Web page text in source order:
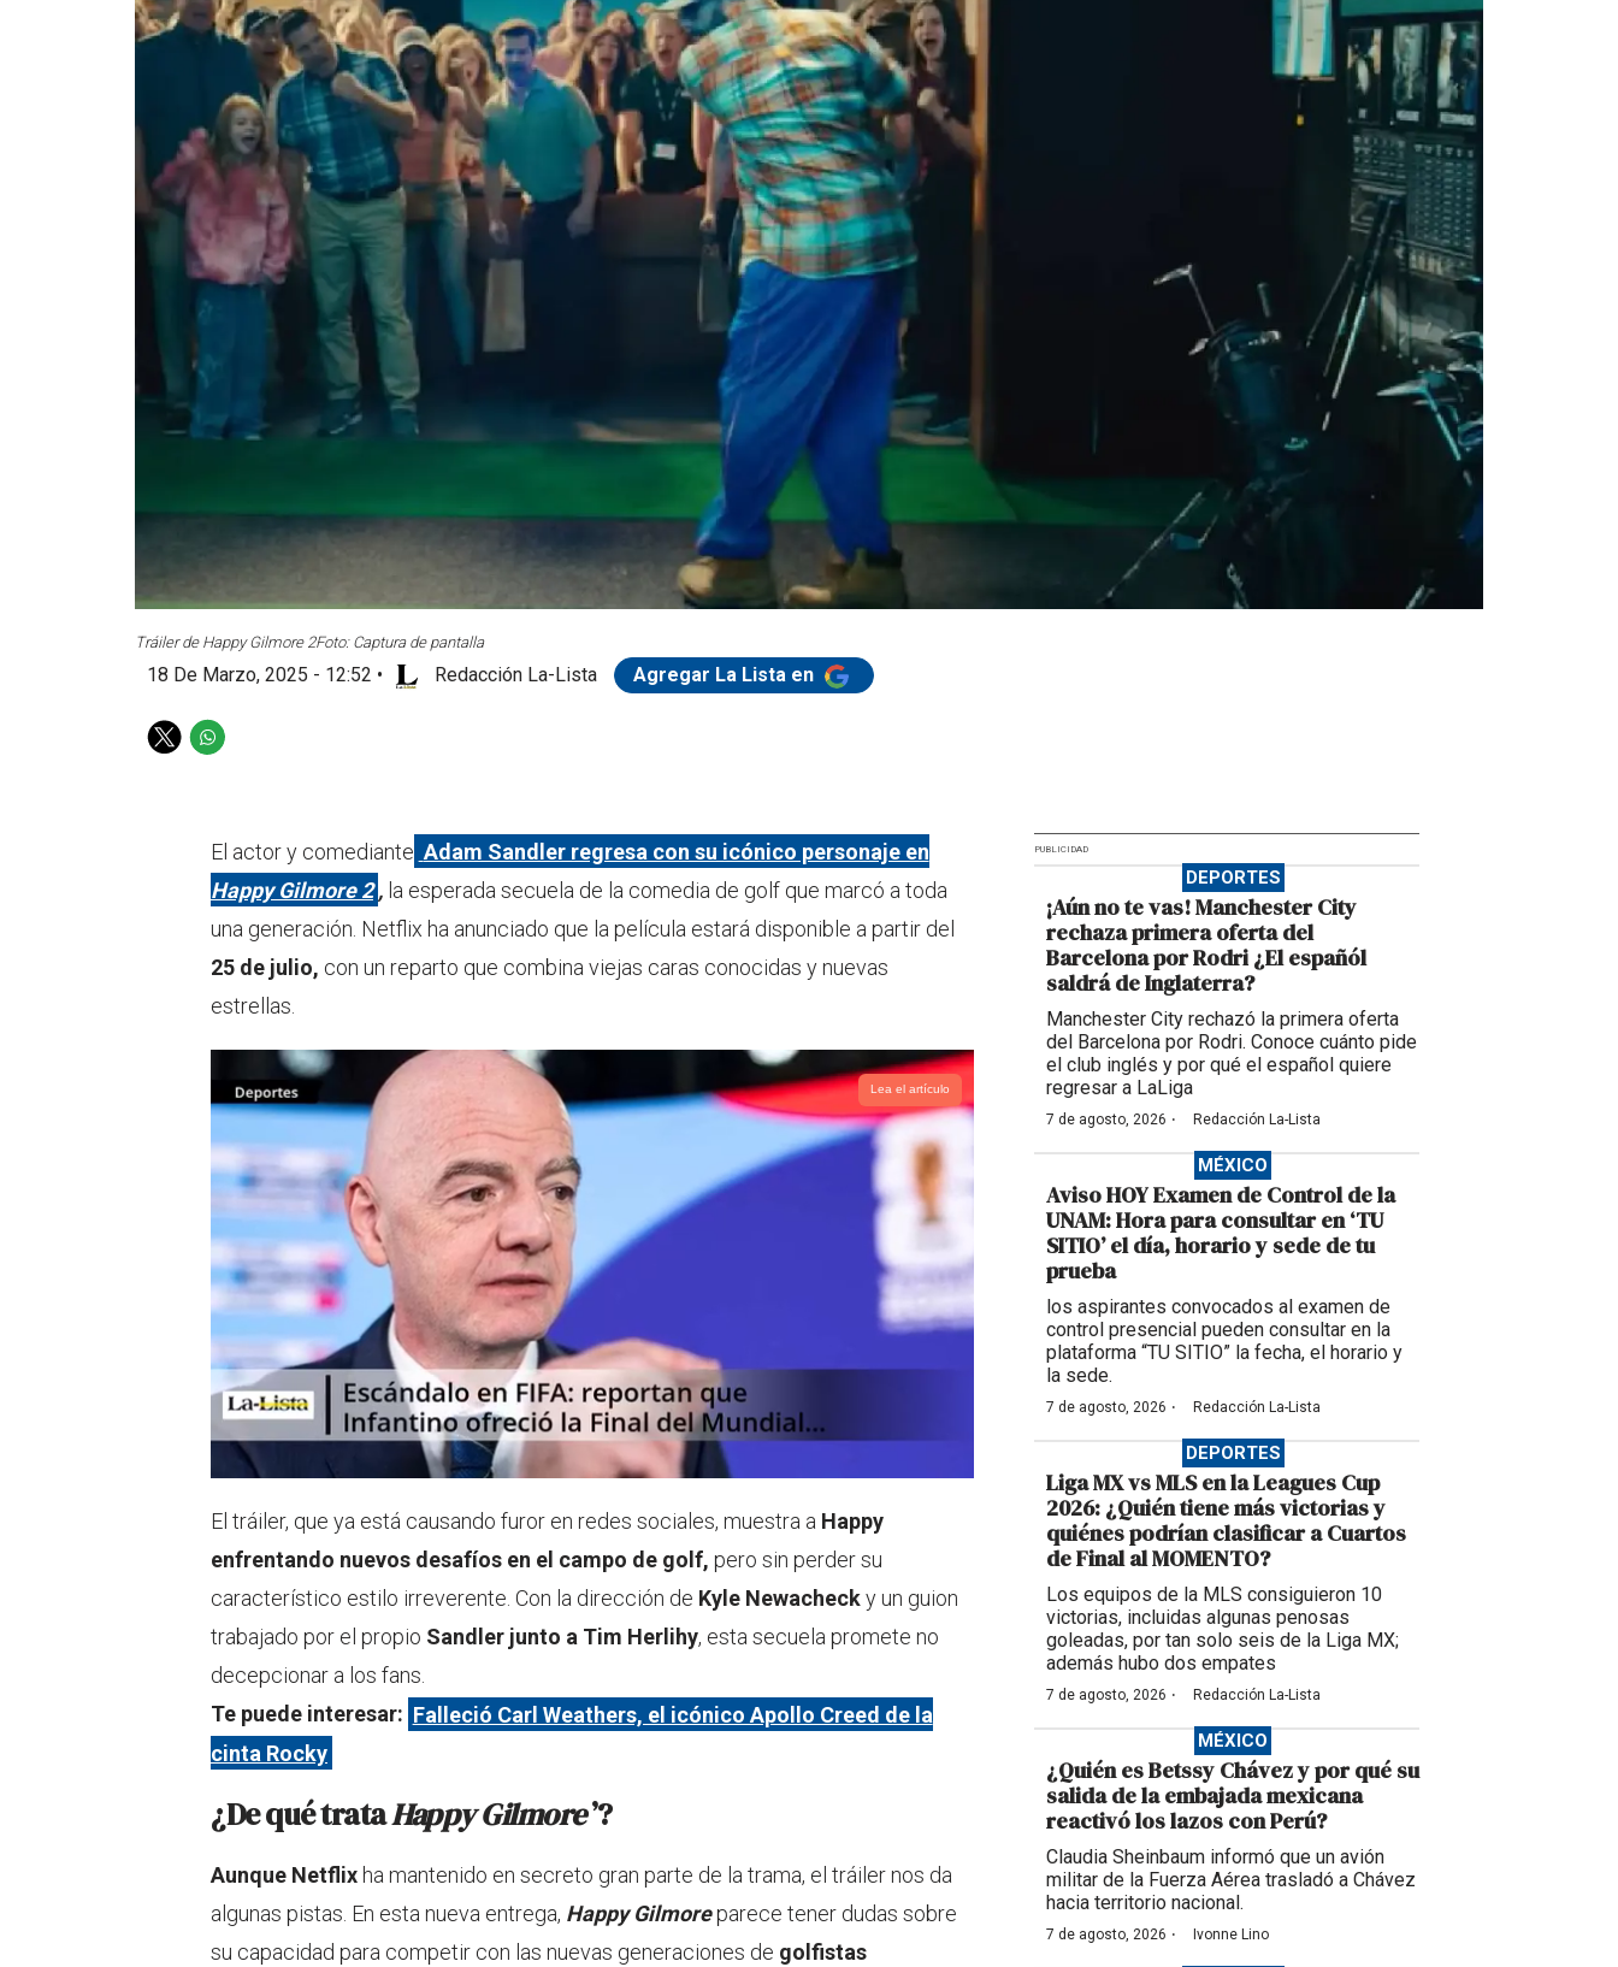
Tráiler de Happy Gilmore 2Foto: Captura de pantalla
18 De Marzo, 2025 - 12:52 • Redacción La-Lista Agregar La Lista en
T
W
s
a
p
p
El actor y comediante Adam Sandler regresa con su icónico personaje en
Happy Gilmore 2 ,la esperada secuela de la comedia de golf que marcó a toda
una generación. Netflix ha anunciado que la película estará disponible a partir del
25 de julio, con un reparto que combina viejas caras conocidas y nuevas
estrellas.
Lea el artículo
El tráiler, que ya está causando furor en redes sociales, muestra a Happy
enfrentando nuevos desafíos en el campo de golf, pero sin perder su
característico estilo irreverente. Con la dirección de Kyle Newachecky un guion
trabajado por el propio Sandler junto a Tim Herlihy, esta secuela promete no
decepcionar a los fans.
Te puede interesar: Falleció Carl Weathers, el icónico Apollo Creed de la
cinta Rocky
¿De qué trataHappy Gilmore’?
Aunque Netflix ha mantenido en secreto gran parte de la trama, el tráiler nos da
algunas pistas. En esta nueva entrega, Happy Gilmoreparece tener dudas sobre
su capacidad para competir con las nuevas generaciones de golfistas
PUBLICIDAD
DEPORTES
¡Aún no te vas! Manchester City
rechaza primera oferta del
Barcelona por Rodri ¿El españól
saldrá de Inglaterra?
Manchester City rechazó la primera oferta
del Barcelona por Rodri. Conoce cuánto pide
el club inglés y por qué el español quiere
regresar a LaLiga
7 de agosto, 2026 · Redacción La-Lista
MÉXICO
Aviso HOY Examen de Control de la
UNAM: Hora para consultar en ‘TU
SITIO’ el día, horario y sede de tu
prueba
los aspirantes convocados al examen de
control presencial pueden consultar en la
plataforma “TU SITIO” la fecha, el horario y
la sede.
7 de agosto, 2026 · Redacción La-Lista
DEPORTES
Liga MX vs MLS en la Leagues Cup
2026: ¿Quién tiene más victorias y
quiénes podrían clasificar a Cuartos
de Final al MOMENTO?
Los equipos de la MLS consiguieron 10
victorias, incluidas algunas penosas
goleadas, por tan solo seis de la Liga MX;
además hubo dos empates
7 de agosto, 2026 · Redacción La-Lista
MÉXICO
¿Quién es Betssy Chávez y por qué su
salida de la embajada mexicana
reactivó los lazos con Perú?
Claudia Sheinbaum informó que un avión
militar de la Fuerza Aérea trasladó a Chávez
hacia territorio nacional.
7 de agosto, 2026 · Ivonne Lino